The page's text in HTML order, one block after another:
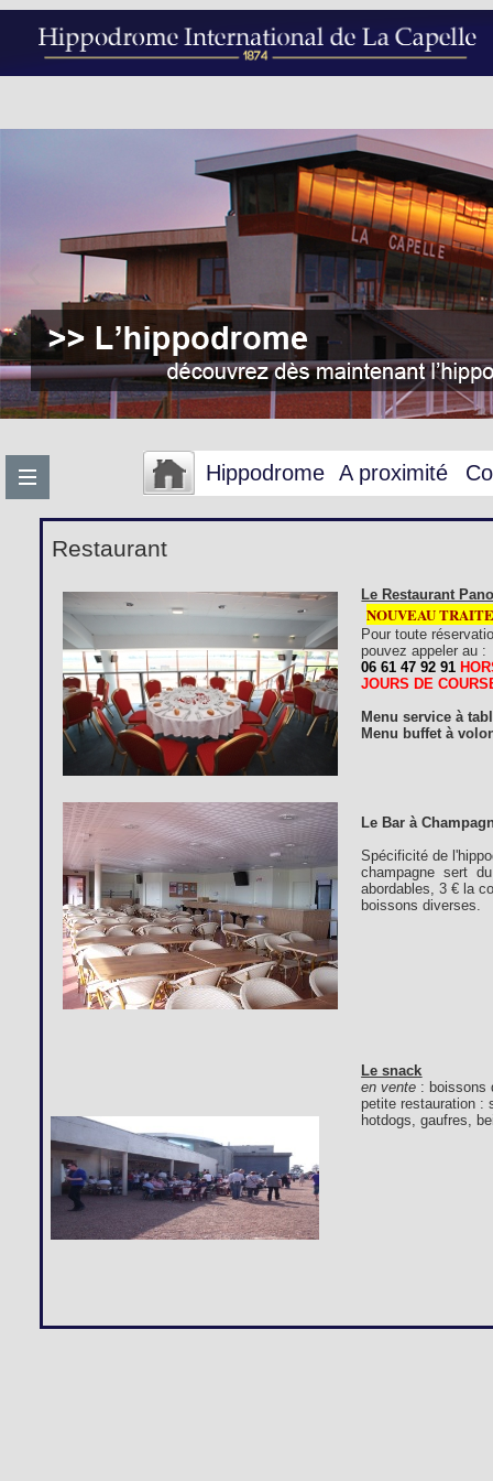
Hippodrome A proximité
Restaurant
Le Restaurant
NOUVEAU
Pour toute
pouvez appeler au :
06 61 47 92 91
JOURS DE
Menu service à
Menu buffet à
Le Bar à
Spécificité de
champagne sert
abordables, 3 € la
boissons diverses.
Le snack
en vente : boissons
petite restauration :
hotdogs, gaufres,